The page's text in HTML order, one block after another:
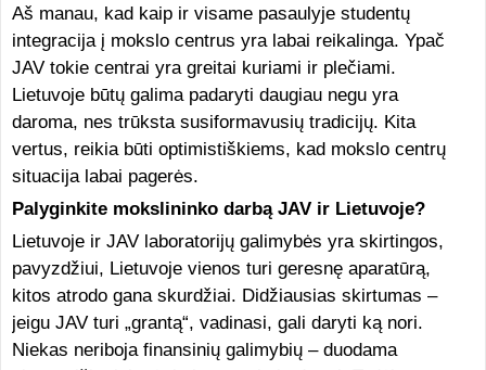
Aš manau, kad kaip ir visame pasaulyje studentų
integracija į mokslo centrus yra labai reikalinga. Ypač
JAV tokie centrai yra greitai kuriami ir plečiami.
Lietuvoje būtų galima padaryti daugiau negu yra
daroma, nes trūksta susiformavusių tradicijų. Kita
vertus, reikia būti optimistiškiems, kad mokslo centrų
situacija labai pagerės.
Palyginkite mokslininko darbą JAV ir Lietuvoje?
Lietuvoje ir JAV laboratorijų galimybės yra skirtingos,
pavyzdžiui, Lietuvoje vienos turi geresnę aparatūrą,
kitos atrodo gana skurdžiai. Didžiausias skirtumas –
jeigu JAV turi „grantą“, vadinasi, gali daryti ką nori.
Niekas neriboja finansinių galimybių – duodama